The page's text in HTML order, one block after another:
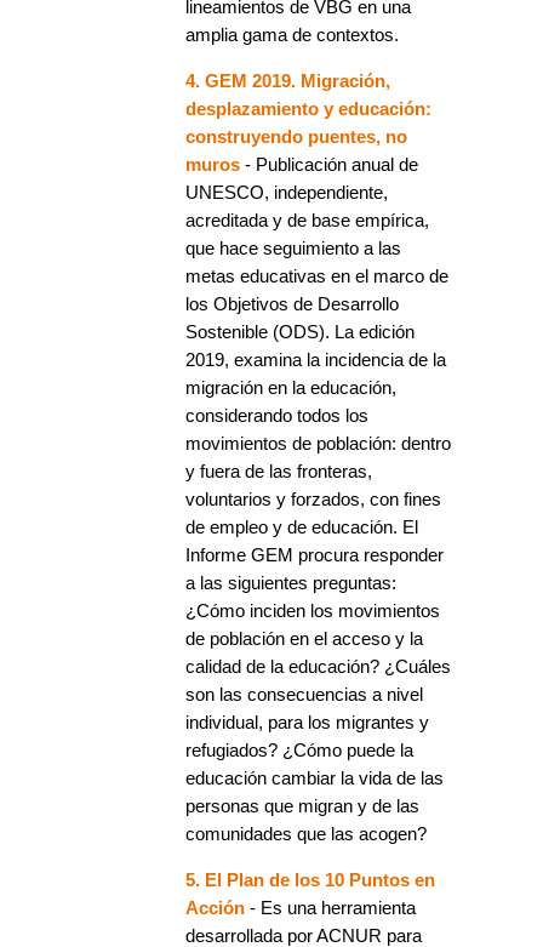
lineamientos de VBG en una
amplia gama de contextos.
4. GEM 2019. Migración,
desplazamiento y educación:
construyendo puentes, no
muros - Publicación anual de
UNESCO, independiente,
acreditada y de base empírica,
que hace seguimiento a las
metas educativas en el marco de
los Objetivos de Desarrollo
Sostenible (ODS). La edición
2019, examina la incidencia de la
migración en la educación,
considerando todos los
movimientos de población: dentro
y fuera de las fronteras,
voluntarios y forzados, con fines
de empleo y de educación. El
Informe GEM procura responder
a las siguientes preguntas:
¿Cómo inciden los movimientos
de población en el acceso y la
calidad de la educación? ¿Cuáles
son las consecuencias a nivel
individual, para los migrantes y
refugiados? ¿Cómo puede la
educación cambiar la vida de las
personas que migran y de las
comunidades que las acogen?
5. El Plan de los 10 Puntos en
Acción - Es una herramienta
desarrollada por ACNUR para